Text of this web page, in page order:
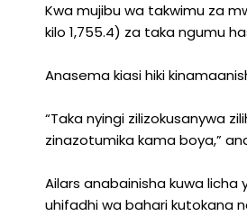
Kwa mujibu wa takwimu za
kilo 1,755.4) za taka ngumu
Anasema kiasi hiki
“Taka nyingi zilizokusanywa
zinazotumika kama boya,”
Ailars anabainisha kuwa
uhifadhi wa bahari kutokana